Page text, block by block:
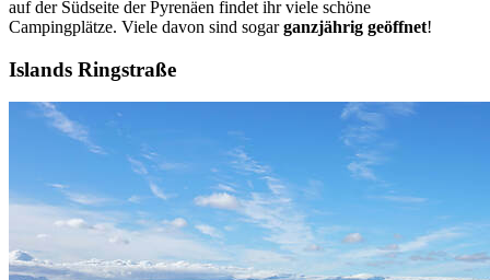
auf der Südseite der Pyrenäen findet ihr viele schöne
Campingplätze. Viele davon sind sogarganzjährig geöffnet!
Islands Ringstraße